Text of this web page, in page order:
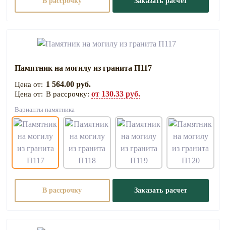
Памятник на могилу из гранита П117
1 564.00 руб.
В рассрочку: от 130.33 руб.
Варианты памятника
В рассрочку Заказать расчет